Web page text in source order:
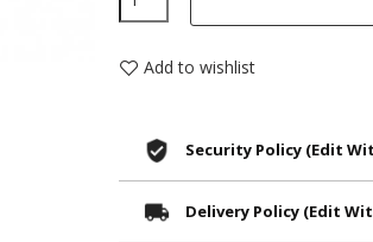
Add to wishlist
Security Policy (edit
Delivery Policy (edit